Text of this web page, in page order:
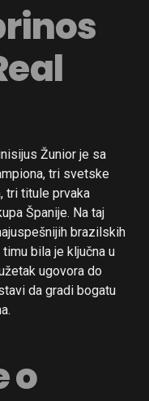
Žunior je sa
tri svetske
tri titule prvaka
Španije. Na taj
brazilskih
bila je ključna u
ugovora do
da gradi bogatu
o